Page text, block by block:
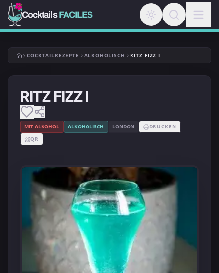
CocktailsFACILES
COCKTAILREZEPTE ALKOHOLISCH RITZ FIZZ I
RITZ FIZZ I
MIT ALKOHOL ALKOHOLISCH LONDON
DRUCKEN
QR